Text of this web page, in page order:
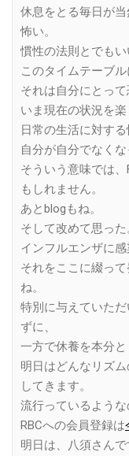
休息をとる毎日が
怖い。
慣性の法則とでもい
このタイムテーブル
それは自分にとって
いま現在の状況を楽
日常の生活に対す
自分が自分でなく
そういう意味では
もしれません。
あとblogもね。
そして改めて思った
インフルエンザに
それをここに綴っ
ね。
特別に与えていた
ずに、
一方で休養を本分と
明日はどんなリズ
してきます。
流行っているような
RBCへの会員登録は
明日は、八須さんで